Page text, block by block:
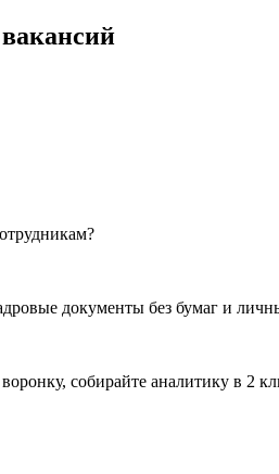
документы без бумаг и
собирайте аналитику в 2